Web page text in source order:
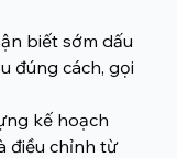
biết sớm dấu
đúng cách, gọi
kế hoạch
điều chỉnh từ